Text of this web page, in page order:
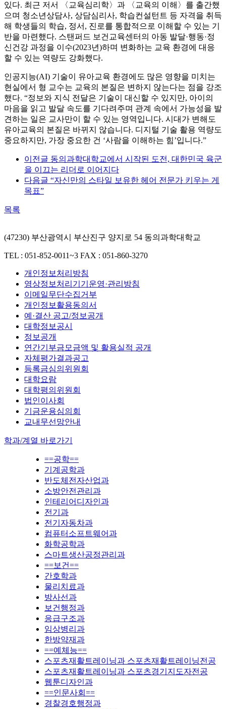
있다. 최근 저서 〈교육심리학〉과 〈교육의 이해〉를 출간했
으며 청소년상담사, 상담심리사, 학습컨설턴트 등 자격을 취득
해 학생들의 학습, 정서, 진로를 통합적으로 이해할 수 있는 기
반을 마련했다. 스탠퍼드 보건교육센터의 아동 발달·행동·정
신건강 과정을 이수(2023년)하며 변화하는 교육 환경에 대응
할 수 있는 역량도 강화했다.
인공지능(AI) 기술이 유아교육 환경에도 많은 영향을 미치는
현실에서 형 교수는 교육의 본질은 변하지 않는다는 점을 강조
했다. “정보와 지식 전달은 기술이 대신할 수 있지만, 아이의
마음을 읽고 발달 속도를 기다려주며 관계 속에서 가능성을 발
견하는 일은 교사만이 할 수 있는 영역입니다. 시대가 변해도
유아교육의 본질은 바뀌지 않습니다. 디지털 기술 활용 역량도
중요하지만, 가장 중요한 건 ‘사람을 이해하는 힘’입니다.”
이전글 동의과학대학교에서 시작된 도전, 대한민국 육군
을 이끄는 리더로 이어지다
다음글 “자신만의 스타일 보유한 헤어 전문가 키우는 게
목표”
목록
(47230) 부산광역시 부산진구 양지로 54 동의과학대학교
TEL : 051-852-0011~3 FAX : 051-860-3270
개인정보처리방침
영상정보처리기기운영·관리방침
이메일무단수집거부
개인정보활용동의서
예·결산 공고/정보공개
대학정보공시
정보공개
연간기부금모금액 및 활용실적 공개
자체평가결과공고
등록금심의위원회
대학요람
대학평의위원회
법인이사회
기금운용심의회
교내무선망안내
학과/계열 바로가기
==공학==
기계공학과
반도체전자산업과
소방안전관리과
인테리어디자인과
전기과
전기자동차과
컴퓨터소프트웨어과
화학공학과
스마트생산공정관리과
==보건==
간호학과
물리치료과
방사선과
보건행정과
응급구조과
임상병리과
한방약재과
==예체능==
스포츠재활트레이닝과 스포츠재활트레이닝전공
스포츠재활트레이닝과 스포츠경기지도자전공
웹툰디자인과
==인문사회==
경찰경호행정과